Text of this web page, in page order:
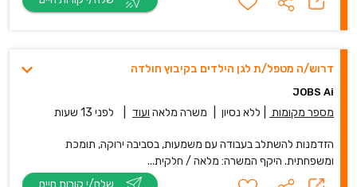
דרוש/ה מטפל/ת לגן הילדים בקיבוץ חולדה
JOBS Ai
מספר מקומות ללא נסיון משרה מלאה ועוד לפני 13 שעות
הזדמנות להשתלב בעבודה עם משמעות, בסביבה ירוקה, תומכת
ומשפחתית. היקף המשרה: מלאה / חלקית...